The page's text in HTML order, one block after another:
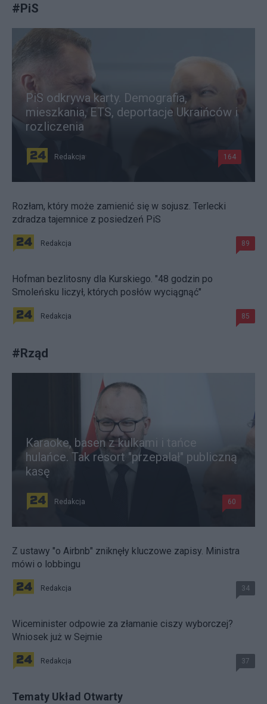
#PiS
PiS odkrywa karty. Demografia,
mieszkania, ETS, deportacje Ukraińców i
rozliczenia
Redakcja 164
Rozłam, który może zamienić się w sojusz. Terlecki
zdradza tajemnice z posiedzeń PiS
Redakcja 89
Hofman bezlitosny dla Kurskiego. "48 godzin po
Smoleńsku liczył, których posłów wyciągnąć"
Redakcja 85
#Rząd
Karaoke, basen z kulkami i tańce
hulańce. Tak resort "przepalał" publiczną
kasę
Redakcja 60
Z ustawy "o Airbnb" zniknęły kluczowe zapisy. Ministra
mówi o lobbingu
Redakcja 34
Wiceminister odpowie za złamanie ciszy wyborczej?
Wniosek już w Sejmie
Redakcja 37
Tematy Układ Otwarty